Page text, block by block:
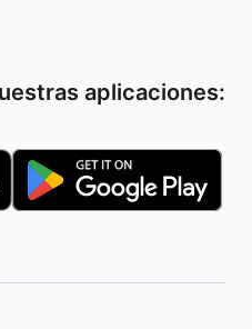
aplicaciones: